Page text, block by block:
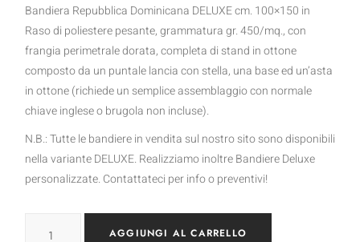
Bandiera Repubblica Dominicana DELUXE cm. 100×150 in
Raso di poliestere pesante, grammatura gr. 450/mq., con
frangia perimetrale dorata, completa di stand in ottone
composto da un puntale lancia con stella, una base ed un’asta
in ottone (richiede un semplice assemblaggio con normale
chiave inglese o brugola non incluse).
N.B.: Tutte le bandiere in vendita sul nostro sito sono disponibili
nella variante DELUXE. Realizziamo inoltre Bandiere Deluxe
personalizzate. Contattateci per info o preventivi!
AGGIUNGI AL CARRELLO